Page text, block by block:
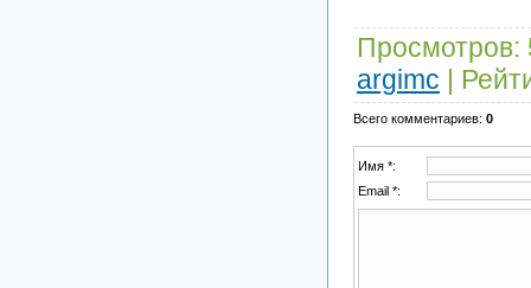
Просмотров:
argimc |
Всего комментариев: 0
Имя *:
Email *: